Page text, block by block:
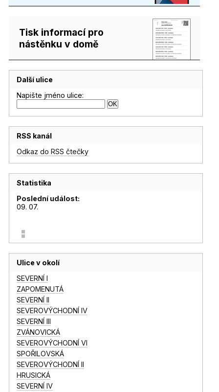
Tisk informací pro
nástěnku v domě
Další ulice
Napište jméno ulice:
RSS kanál
Odkaz do RSS čtečky
Statistika
Poslední událost:
09. 07.
Ulice v okolí
SEVERNÍ I
ZAPOMENUTÁ
SEVERNÍ II
SEVEROVÝCHODNÍ IV
SEVERNÍ III
ZVÁNOVICKÁ
SEVEROVÝCHODNÍ VI
SPOŘILOVSKÁ
SEVEROVÝCHODNÍ II
HRUSICKÁ
SEVERNÍ IV